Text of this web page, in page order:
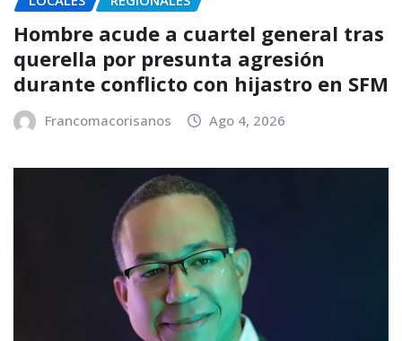
Hombre acude a cuartel general tras
querella por presunta agresión
durante conflicto con hijastro en SFM
Francomacorisanos Ago 4, 2026